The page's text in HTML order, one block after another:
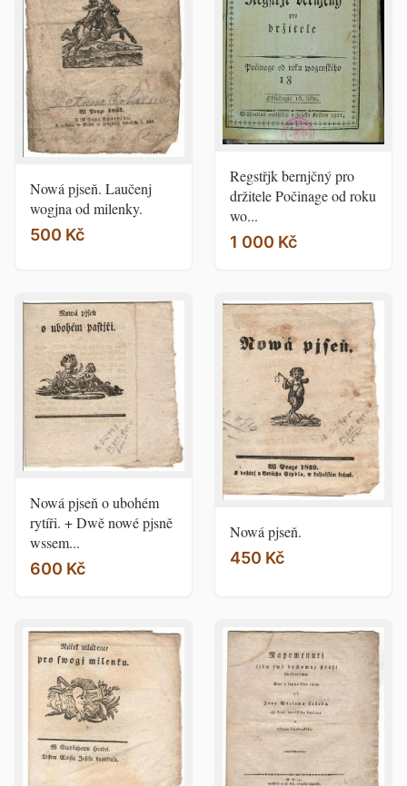
Nowá pjseň. Laučenj
wogjna od milenky.
500 Kč
Regstřjk bernjčný pro
držitele Počinage od roku
wo...
1 000 Kč
Nowá pjseň o ubohém
rytíři. + Dwě nowé pjsně
wssem...
600 Kč
Nowá pjseň.
450 Kč